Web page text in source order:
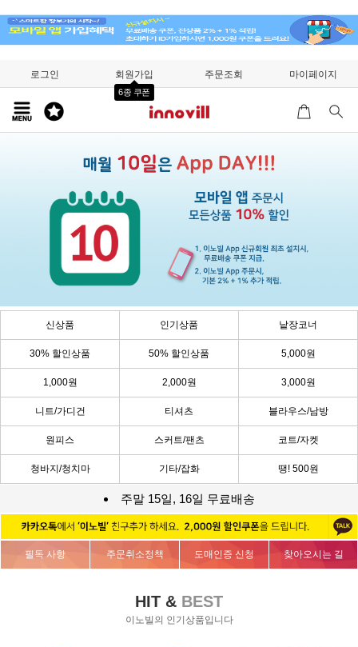
로그인 회원가입
6종 쿠폰
주문조회 마이페이지
신상품 인기상품 낱장코너
30% 할인상품 50% 할인상품 5,000원
1,000원 2,000원 3,000원
니트/가디건 티셔츠 블라우스/남방
원피스 스커트/팬츠 코트/자켓
청바지/청치마 기타/잡화 땡! 500원
주말 15일, 16일 무료배송
필독 사항 주문취소정책 도매인증 신청 찾아오시는 길
HIT & BEST
이노빌의 인기상품입니다